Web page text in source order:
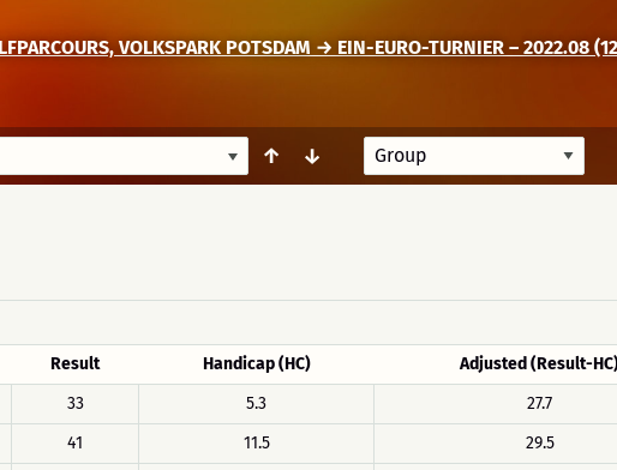
VOLKSPARK POTSDAM → EIN-EURO-TURNIER – 2022.08
↑ ↓
Result Handicap (HC) Adjusted (Result-
33 5.3 27.7
41 11.5 29.5